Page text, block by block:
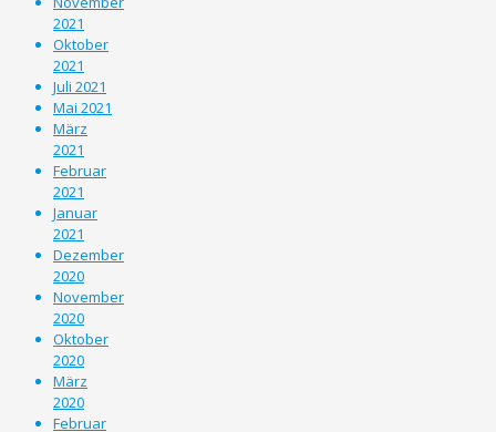
2021
Oktober
2021
Juli 2021
Mai 2021
März
2021
Februar
2021
Januar
2021
Dezember
2020
November
2020
Oktober
2020
März
2020
Februar